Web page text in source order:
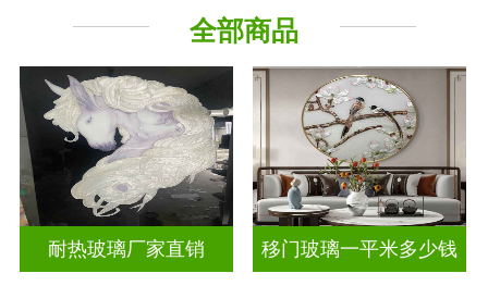
其它玻璃
全部商品
耐热玻璃厂家直销 移门玻璃一平米多少钱